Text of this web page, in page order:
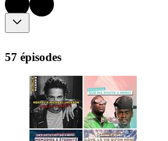
57 épisodes